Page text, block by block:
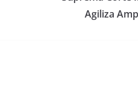
Agiliza